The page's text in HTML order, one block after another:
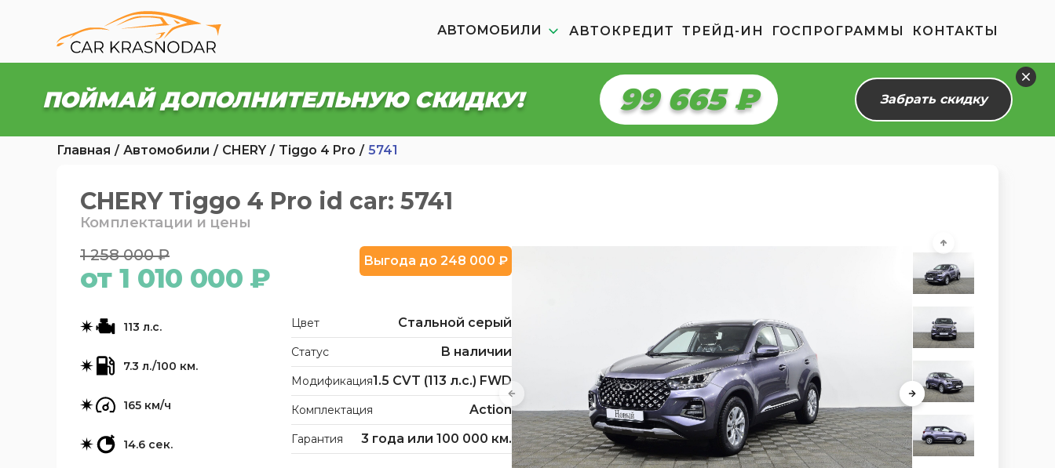
АВТОМОБИЛИ АВТОКРЕДИТ ТРЕЙД-ИН ГОСПРОГРАММЫ КОНТАКТЫ
ПОЙМАЙ ДОПОЛНИТЕЛЬНУЮ СКИДКУ! 99 610 ₽ Забрать скидку
Главная Автомобили CHERY Tiggo 4 Pro 5741
CHERY Tiggo 4 Pro id car: 5741
Комплектации и цены
1 258 000 ₽
от 1 010 000 ₽
Выгода до 248 000 ₽
113 л.с.
7.3 л./100 км.
165 км/ч
14.6 сек.
Цвет Стальной серый
Статус В наличии
Модификация1.5 CVT (113 л.с.) FWD
Комплектация Action
Гарантия 3 года или 100 000 км.